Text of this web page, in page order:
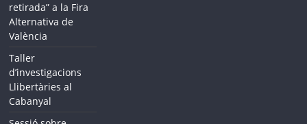
retirada” a la Fira
Alternativa de
València
Taller
d’investigacions
Llibertàries al
Cabanyal